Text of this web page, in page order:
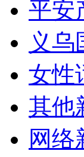
平安
义乌
女性
其他
网络